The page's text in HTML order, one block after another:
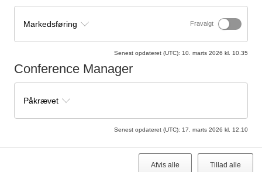
TILMELD DIG HER
Markedsføring Fravalgt
Senest opdateret (UTC): 10. marts 2026 kl. 10.35
Conference Manager
Påkrævet
Senest opdateret (UTC): 17. marts 2026 kl. 12.10
Afvis alle Tillad alle